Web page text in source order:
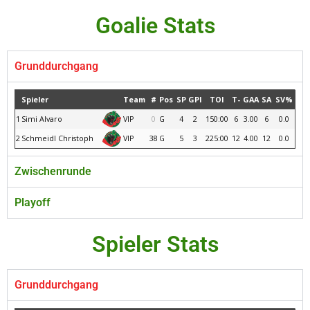
Goalie Stats
Grunddurchgang
Spieler Team # Pos SP GPI TOI T- GAA SA SV%
1 Simi Alvaro VIP 0 G 4 2 150:00 6 3.00 6
0.0
2 Schmeidl Christoph VIP 38 G 5 3 225:00 12 4.00 12 0.0
Zwischenrunde
Playoff
Spieler Stats
Grunddurchgang